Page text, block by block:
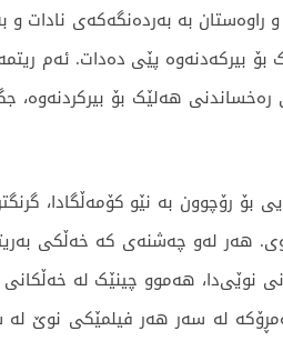
بە بەردەنگەکەی نادات و
بیرکەدنەوە پێی دەدات. ئەم
هەلێک بۆ
رۆچوون بە نێو کۆمەڵگادا،
هەر لەو چەشنەی کە خەڵکی
نوێی‌دا، هەموو چینێک لە
لە سەر هەر فیلمێکی نوێ لە